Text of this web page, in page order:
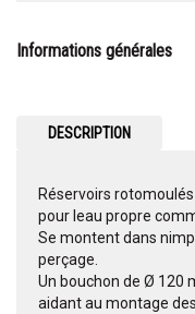
Informations générales
DESCRIPTION
Réservoirs
pour leau propre
Se montent dans
perçage.
Un bouchon de Ø 120
aidant au montage